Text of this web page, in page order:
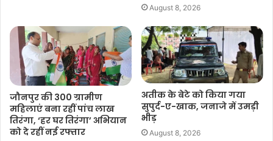
August 8, 2026
जौनपुर की 300 ग्रामीण
महिलाएं बना रहीं पांच लाख
तिरंगा, ‘हर घर तिरंगा’ अभियान
को दे रहीं नई रफ्तार
अतीक के बेटे को किया गया
सुपुर्द-ए-खाक, जनाजे में उमड़ी
भीड़
August 8, 2026